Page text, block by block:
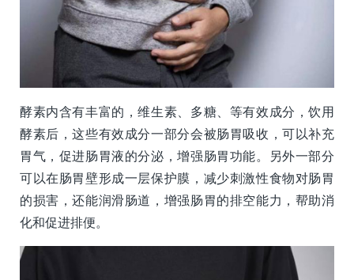
酵素内含有丰富的，维生素、多糖、等有效成分，饮用
酵素后，这些有效成分一部分会被肠胃吸收，可以补充
胃气，促进肠胃液的分泌，增强肠胃功能。另外一部分
可以在肠胃壁形成一层保护膜，减少刺激性食物对肠胃
的损害，还能润滑肠道，增强肠胃的排空能力，帮助消
化和促进排便。